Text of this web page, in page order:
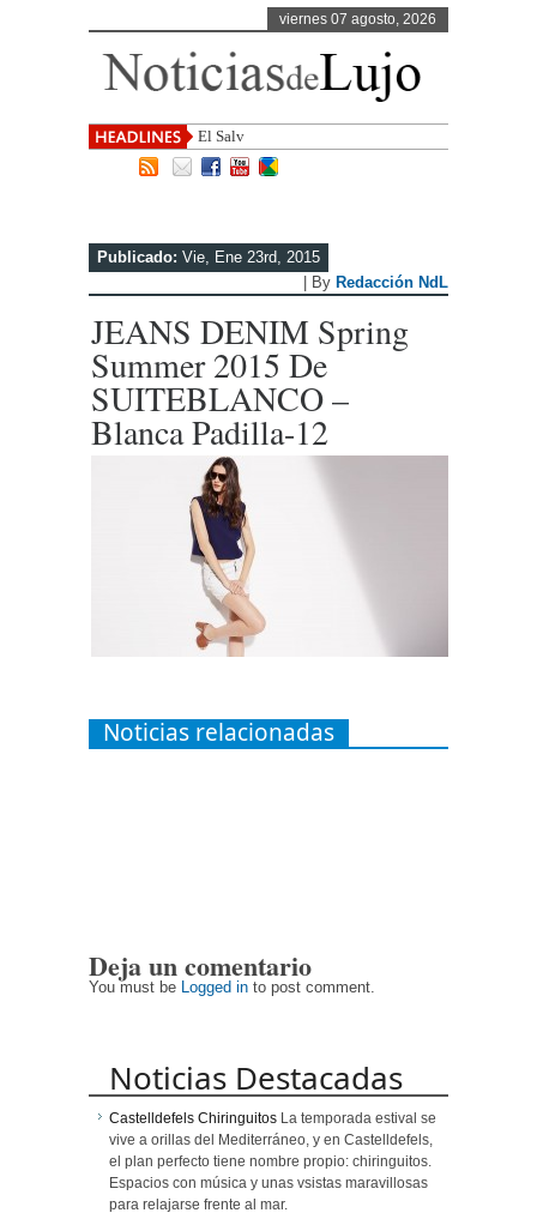
viernes 07 agosto, 2026
El Salvador, uno de los desti
Publicado: Vie, Ene 23rd, 2015
| By Redacción NdL
JEANS DENIM Spring
Summer 2015 De
SUITEBLANCO –
Blanca Padilla-12
Noticias relacionadas
Deja un comentario
You must be Logged in to post comment.
Noticias Destacadas
Castelldefels Chiringuitos La temporada estival se
vive a orillas del Mediterráneo, y en Castelldefels,
el plan perfecto tiene nombre propio: chiringuitos.
Espacios con música y unas vsistas maravillosas
para relajarse frente al mar.